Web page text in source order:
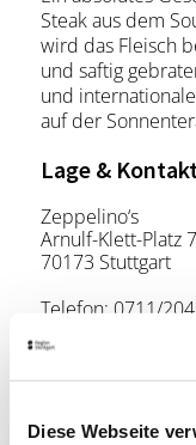
Diese Webseite
Steak aus dem
wird das Fleisch
und saftig
und
auf der
Lage &
Zeppelino‘s
Arnulf-Klett-Platz 7
70173 Stuttgart
Telefon: 0711/
Website:
Planen Sie